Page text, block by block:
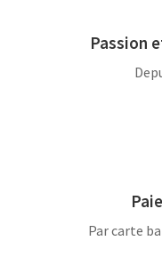
Passion
Par carte